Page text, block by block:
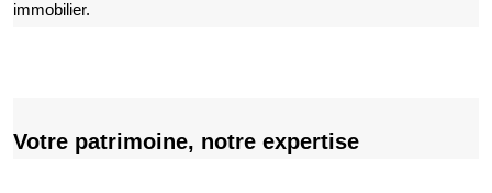
immobilier.
Votre patrimoine, notre expertise